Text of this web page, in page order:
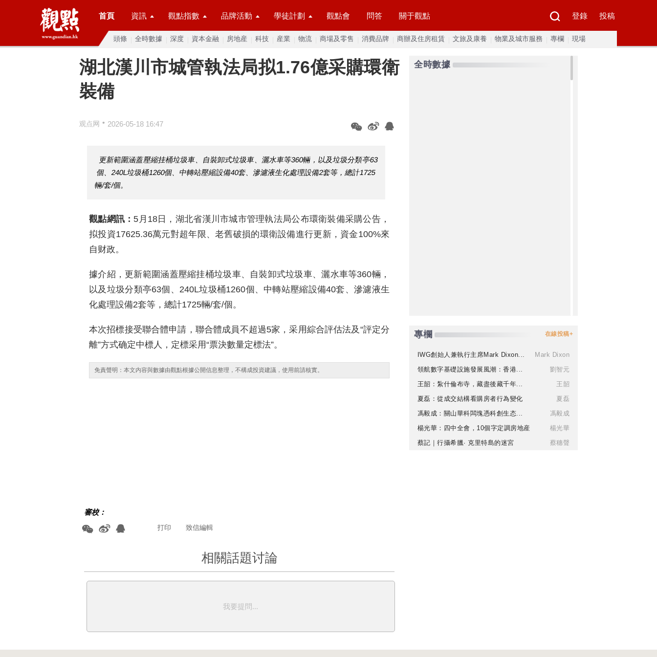
首頁 資訊 觀點指數 品牌活動 學徒計劃 觀點會 問答 關于觀點 登錄 投稿
頭條 全時數據 深度 資本金融 房地産 科技 産業 物流 商場及零售 消費品牌 商辦及住房租賃 文旅及康養 物業及城市服務 專欄 現場
湖北漢川市城管執法局拟1.76億采購環衛
裝備
观点网 • 2026-05-18 16:47
更新範圍涵蓋壓縮挂桶垃圾車、自裝卸式垃圾車、灑水車等360輛，以及垃圾分類亭63
個、240L垃圾桶1260個、中轉站壓縮設備40套、滲濾液生化處理設備2套等，總計1725
輛/套/個。
觀點網訊： 5月18日，湖北省漢川市城市管理執法局公布環衛裝備采購公告，
拟投資17625.36萬元對超年限、老舊破損的環衛設備進行更新，資金100%來
自财政。
據介紹，更新範圍涵蓋壓縮挂桶垃圾車、自裝卸式垃圾車、灑水車等360輛，
以及垃圾分類亭63個、240L垃圾桶1260個、中轉站壓縮設備40套、滲濾液生
化處理設備2套等，總計1725輛/套/個。
本次招標接受聯合體申請，聯合體成員不超過5家，采用綜合評估法及“評定分
離”方式确定中標人，定標采用“票決數量定標法”。
免責聲明：本文内容與數據由觀點根據公開信息整理，不構成投資建議，使用前請核實。
審校：
致信編輯
打印
相關話題讨論
我要提問...
全時數據
專欄 在線投稿+
IWG創始人兼執行主席Mark Dixon...
Mark Dixon
領航數字基礎設施發展風潮：香港...
劉智元
王韶：紮什倫布寺，藏盡後藏千年...
王韶
夏磊：從成交結構看購房者行為變化
夏磊
馮毅成：關山華科闆塊憑科創生态...
馮毅成
楊光華：四中全會，10個字定調房地産
楊光華
蔡記｜行攝希臘· 克里特島的迷宮
蔡穗聲